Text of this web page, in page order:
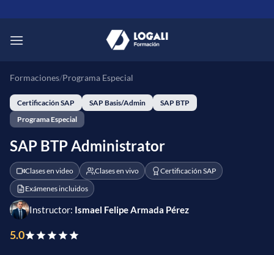
al
contenido
Formaciones/Programa Especial
Certificación SAP SAP Basis/Admin
SAP BTP
Programa Especial
SAP BTP Administrator
Clases en video Clases en vivo
Certificación SAP
Exámenes incluidos
Instructor: Ismael Felipe Armada Pérez
5.0